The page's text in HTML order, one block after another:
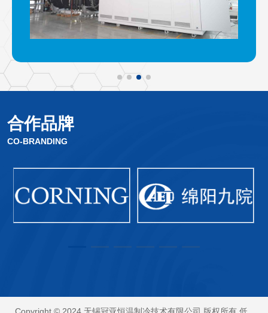
合作品牌
CO-BRANDING